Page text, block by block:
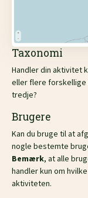
Taxonomi
Handler din aktivitet
eller flere forskellige
tredje?
Brugere
Kan du bruge til at
nogle bestemte
Bemærk, at alle
handler kun om
aktiviteten.